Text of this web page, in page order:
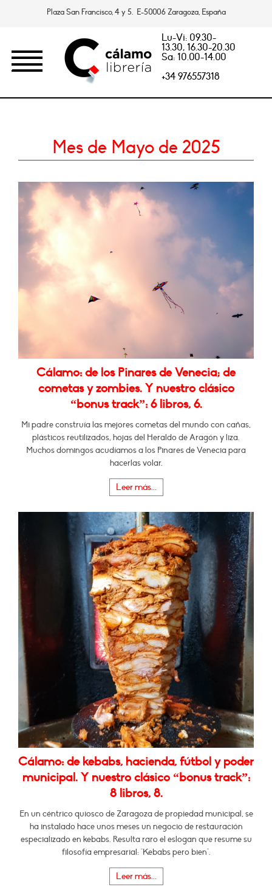
Plaza San Francisco, 4 y 5. E-50006 Zaragoza, España
Lu-Vi: 09.30-
13.30, 16.30-20.30
Sa: 10.00-14.00
+34 976557318
Mes de Mayo de 2025
Cálamo: de los Pinares de Venecia; de
cometas y zombies. Y nuestro clásico
“bonus track”: 6 libros, 6.
Mi padre construía las mejores cometas del mundo con cañas,
plásticos reutilizados, hojas del Heraldo de Aragón y liza.
Muchos domingos acudíamos a los Pinares de Venecia para
hacerlas volar.
Leer más...
Cálamo: de kebabs, hacienda, fútbol y poder
municipal. Y nuestro clásico “bonus track”:
8 libros, 8.
En un céntrico quiosco de Zaragoza de propiedad municipal, se
ha instalado hace unos meses un negocio de restauración
especializado en kebabs. Resulta raro el eslogan que resume su
filosofía empresarial: "Kebabs pero bien".
Leer más...